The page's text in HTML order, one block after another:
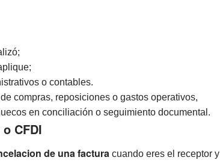
o contables.
compras, reposiciones o gastos operativos,
en conciliación o seguimiento documental.
CFDI
de una factura cuando eres el receptor y